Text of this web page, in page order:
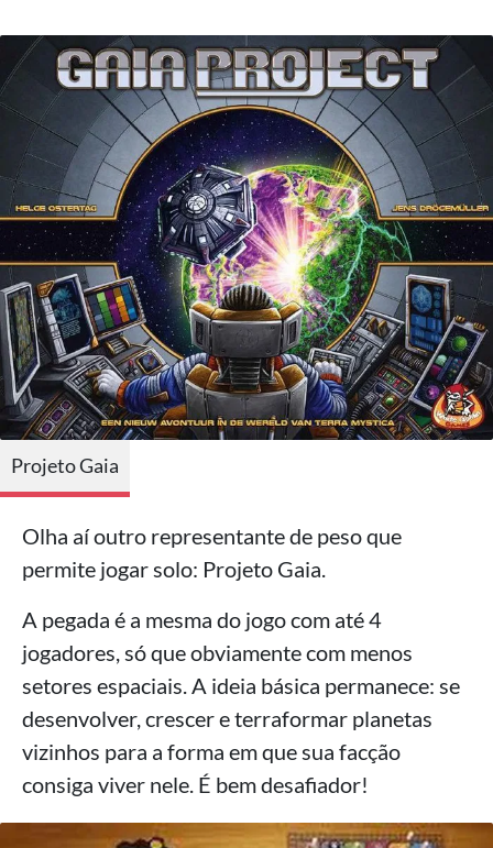
Projeto Gaia
Olha aí outro representante de peso que
permite jogar solo: Projeto Gaia.
A pegada é a mesma do jogo com até 4
jogadores, só que obviamente com menos
setores espaciais. A ideia básica permanece: se
desenvolver, crescer e terraformar planetas
vizinhos para a forma em que sua facção
consiga viver nele. É bem desafiador!